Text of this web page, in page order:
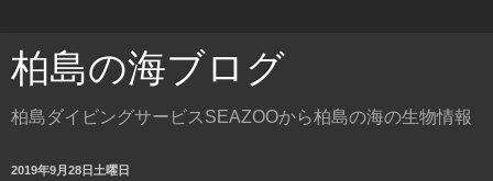
柏島の海ブログ
柏島ダイビングサービスSEAZOOから柏島の海の生物情報
2019年9月28日土曜日